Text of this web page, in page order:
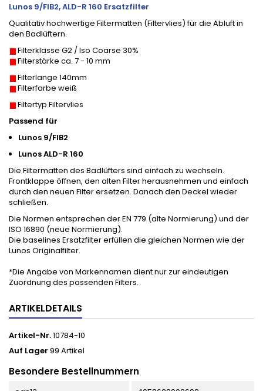
Lunos 9/FIB2, ALD-R 160 Ersatzfilter
Qualitativ hochwertige Filtermatten (Filtervlies) für die Abluft in
den Badlüftern.
Filterklasse G2 / Iso Coarse 30%
Filterstärke ca. 7 - 10 mm
Filterlange 140mm
Filterfarbe weiß
Filtertyp Filtervlies
Passend für
Lunos 9/FIB2
Lunos ALD-R 160
Die Filtermatten des Badlüfters sind einfach zu wechseln.
Frontklappe öffnen, den alten Filter herausnehmen und einfach
durch den neuen Filter ersetzen. Danach den Deckel wieder
schließen.
Die Normen entsprechen der EN 779 (alte Normierung) und der
ISO 16890 (neue Normierung).
Die baselines Ersatzfilter erfüllen die gleichen Normen wie der
Lunos Originalfilter.
*Die Angabe von Markennamen dient nur zur eindeutigen
Zuordnung des passenden Filters.
ARTIKELDETAILS
Artikel-Nr.10784-10
Auf Lager 99 Artikel
Besondere Bestellnummern